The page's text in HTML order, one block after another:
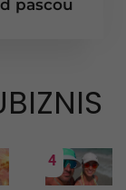
pascou
4